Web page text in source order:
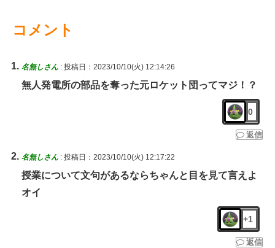
コメント
名無しさん : 投稿日：2023/10/10(火) 12:14:26
無人発電所の部品を奪った元ロケット団ってマジ！？
0
返信
名無しさん : 投稿日：2023/10/10(火) 12:17:22
授業について文句があるならちゃんと目を見て言えよ
オイ
+1
返信